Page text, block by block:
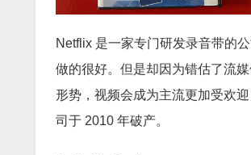
Netflix 是一家专门研发录音带的
做的很好。但是却因为错估了流
形势，视频会成为主流更加受欢
司于 2010 年破产。